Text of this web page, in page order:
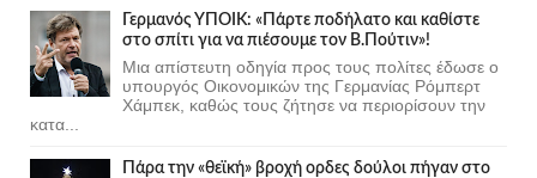
Γερμανός ΥΠΟΙΚ: «Πάρτε ποδήλατο και καθίστε
στο σπίτι για να πιέσουμε τον Β.Πούτιν»!
Μια απίστευτη οδηγία προς τους πολίτες έδωσε ο
υπουργός Οικονομικών της Γερμανίας Ρόμπερτ
Χάμπεκ, καθώς τους ζήτησε να περιορίσουν την
κατα...
Πάρα την «θεϊκή» βροχή ορδες δούλοι πήγαν στο